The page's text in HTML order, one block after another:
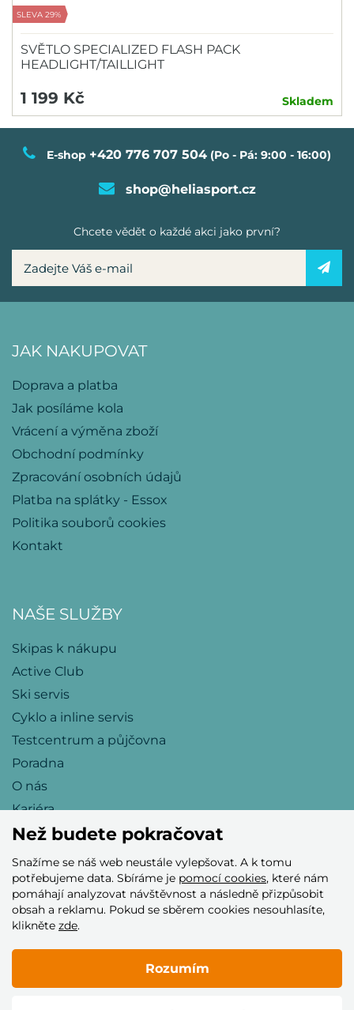
SLEVA 29%
SVĚTLO SPECIALIZED FLASH PACK
HEADLIGHT/TAILLIGHT
1 199 Kč Skladem
E-shop +420 776 707 504 (Po - Pá: 9:00 - 16:00)
shop@heliasport.cz
Chcete vědět o každé akci jako první?
JAK NAKUPOVAT
Doprava a platba
Jak posíláme kola
Vrácení a výměna zboží
Obchodní podmínky
Zpracování osobních údajů
Platba na splátky - Essox
Politika souborů cookies
Kontakt
NAŠE SLUŽBY
Skipas k nákupu
Active Club
Ski servis
Cyklo a inline servis
Testcentrum a půjčovna
Poradna
O nás
Kariéra
Přijímáme tyto platební karty
Než budete pokračovat
Snažíme se náš web neustále vylepšovat. A k tomu
potřebujeme data. Sbíráme je pomocí cookies, které nám
pomáhají analyzovat návštěvnost a následně přizpůsobit
obsah a reklamu. Pokud se sběrem cookies nesouhlasíte,
klikněte zde.
Rozumím